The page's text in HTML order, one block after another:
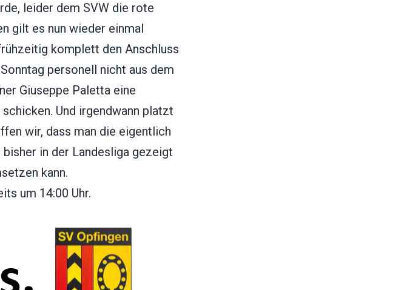
leider dem SVW die rote
gilt es nun wieder einmal
komplett den Anschluss
personell nicht aus dem
Giuseppe Paletta eine
Und irgendwann platzt
wir, dass man die eigentlich
in der Landesliga gezeigt
kann.
um 14:00 Uhr.